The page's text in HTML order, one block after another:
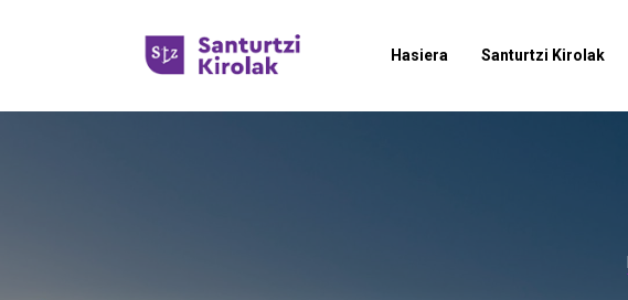
Hasiera Santurtzi Kirolak